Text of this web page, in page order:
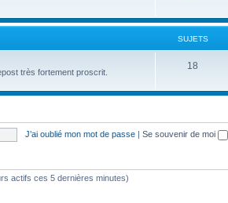
SUJETS
très fortement proscrit.
18
J’ai oublié mon mot de passe | Se souvenir de moi
actifs ces 5 dernières minutes)